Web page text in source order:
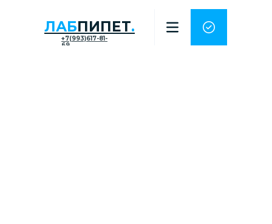
ЛАБПИПЕТ.
+7(993)617-81-
69